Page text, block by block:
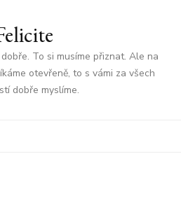
To si musíme přiznat. Ale na
otevřeně, to s vámi za všech
dobře myslíme.